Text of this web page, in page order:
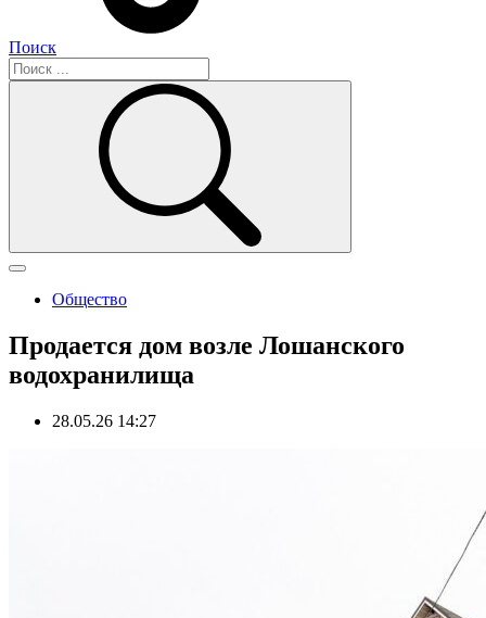
Поиск
Общество
Продается дом возле Лошанского
водохранилища
28.05.26 14:27